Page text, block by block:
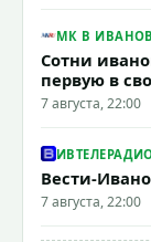
МК В
Сотни
первую в
7 августа, 22:00
Вести-
7 августа, 22:00